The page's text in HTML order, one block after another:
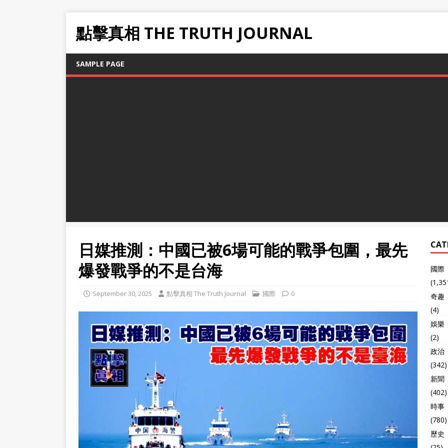
點擊真相 THE TRUTH JOURNAL
SAMPLE PAGE
日媒推測：中國已被6場可能的戰爭包圍，最先
爆發戰爭的不是台海
September 30, 2025 點擊真相 The Truth Journal 國際 0
國際
奇趣
(4)
娛樂
(2)
政治
(342)
新聞
(402)
時事
(780)
歷史